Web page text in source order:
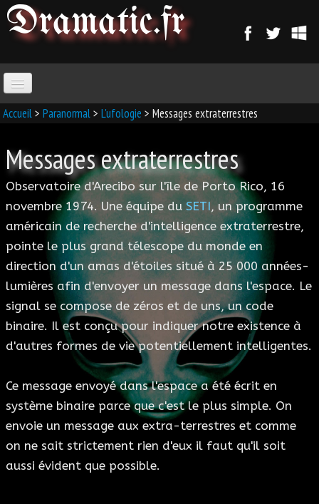
Dramatic.fr
ACCUEIL
PARANORMAL
MAGIE
SORCELLERIE
MAGIE D'AMOUR
MAGIE ARABE
ESOTÉRISME
SECTES
BLOG
A PROPOS
Accueil> Paranormal> L'ufologie > Messages extraterrestres
Messages extraterrestres
Observatoire d'Arecibo sur l'île de Porto Rico, 16
novembre 1974. Une équipe du SETI, un programme
américain de recherche d'intelligence extraterrestre,
pointe le plus grand télescope du monde en
direction d'un amas d'étoiles situé à 25 000 années-
lumières afin d'envoyer un message dans l'espace. Le
signal se compose de zéros et de uns, un code
binaire. Il est conçu pour indiquer notre existence à
d'autres formes de vie potentiellement intelligentes.
Ce message envoyé dans l'espace a été écrit en
système binaire parce que c'est le plus simple. On
envoie un message aux extra-terrestres et comme
on ne sait strictement rien d'eux il faut qu'il soit
aussi évident que possible.